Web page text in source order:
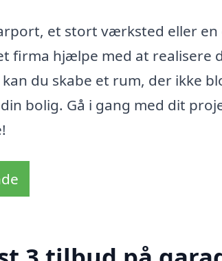
et stort værksted eller
firma hjælpe med at realisere
du skabe et rum, der ikke
bolig. Gå i gang med dit